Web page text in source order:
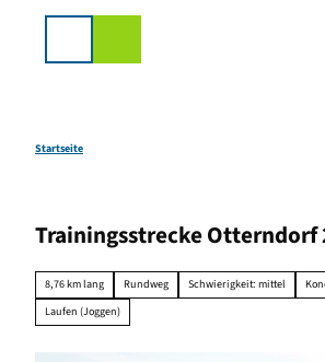
Startseite
Trainingsstrecke Otterndorf
8,76 km lang Rundweg Schwierigkeit: mittel
Laufen (Joggen)